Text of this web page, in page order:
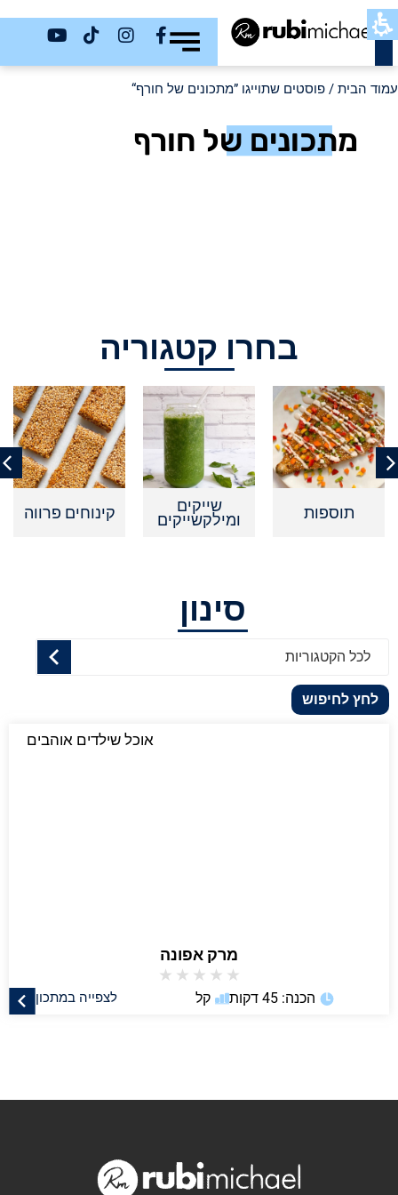
כשר
עמוד הבית / פוסטים שתוייגו ”מתכונים של חורף“
מתכונים של חורף
בחרו קטגוריה
תוספות שייקים
ומילקשייקים קינוחים פרווה
סינון
לכל הקטגוריות
לחץ לחיפוש
אוכל שילדים אוהבים
מרק אפונה
★
★
★
★
★
לצפייה במתכון הכנה: 45 דקות קל